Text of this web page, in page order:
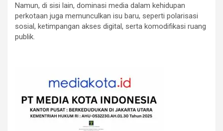
Namun, di sisi lain, dominasi media dalam kehidupan
perkotaan juga memunculkan isu baru, seperti polarisasi
sosial, ketimpangan akses digital, serta komodifikasi ruang
publik.